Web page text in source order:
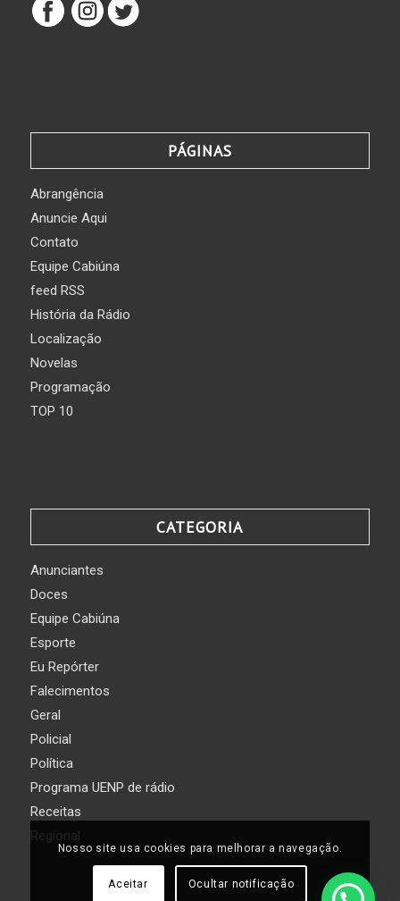
PÁGINAS
Abrangência
Anuncie Aqui
Contato
Equipe Cabiúna
feed RSS
História da Rádio
Localização
Novelas
Programação
TOP 10
CATEGORIA
Anunciantes
Doces
Equipe Cabiúna
Esporte
Eu Repórter
Falecimentos
Geral
Policial
Política
Programa UENP de rádio
Receitas
Regional
Nosso site usa cookies para melhorar a navegação.
Aceitar Ocultar notificação